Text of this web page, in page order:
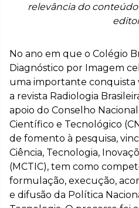
relevância do
No ano em que o Colégio
Diagnóstico por Imagem
uma importante conquista
a revista Radiologia
apoio do Conselho
Científico e Tecnológico
de fomento à pesquisa,
Ciência, Tecnologia,
(MCTIC), tem como
formulação, execução,
e difusão da Política